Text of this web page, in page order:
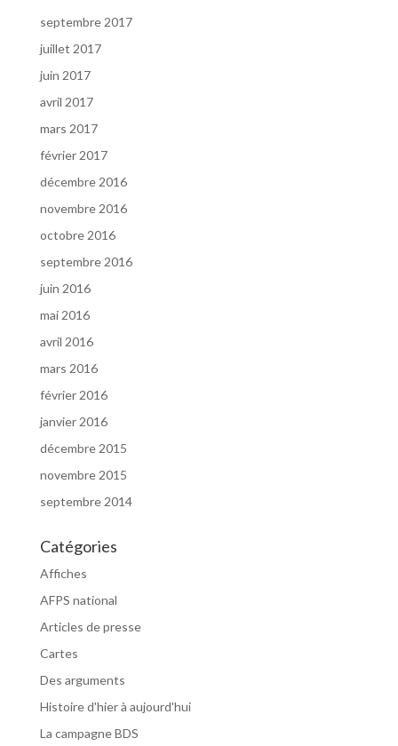
septembre 2017
juillet 2017
juin 2017
avril 2017
mars 2017
février 2017
décembre 2016
novembre 2016
octobre 2016
septembre 2016
juin 2016
mai 2016
avril 2016
mars 2016
février 2016
janvier 2016
décembre 2015
novembre 2015
septembre 2014
Catégories
Affiches
AFPS national
Articles de presse
Cartes
Des arguments
Histoire d'hier à aujourd'hui
La campagne BDS